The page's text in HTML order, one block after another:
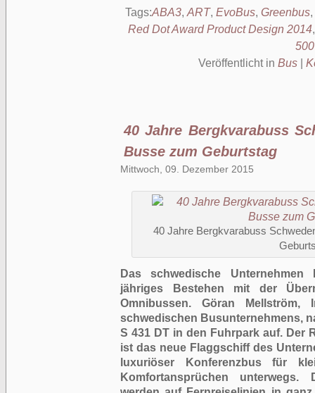
Tags:ABA3, ART, EvoBus, Greenbus,
Red Dot Award Product Design 2014
500
Veröffentlicht in Bus|
40 Jahre Bergkvarabuss
Busse zum Geburtstag
Mittwoch, 09. Dezember 2015
40 Jahre Bergkvarabuss
Das schwedische
jähriges Bestehen mit der
Omnibussen. Göran
schwedischen Busunternehmens,
S 431 DT in den Fuhrpark auf. Der
ist das neue Flaggschiff des
luxuriöser Konferenzbus für
Komfortansprüchen unterwegs.